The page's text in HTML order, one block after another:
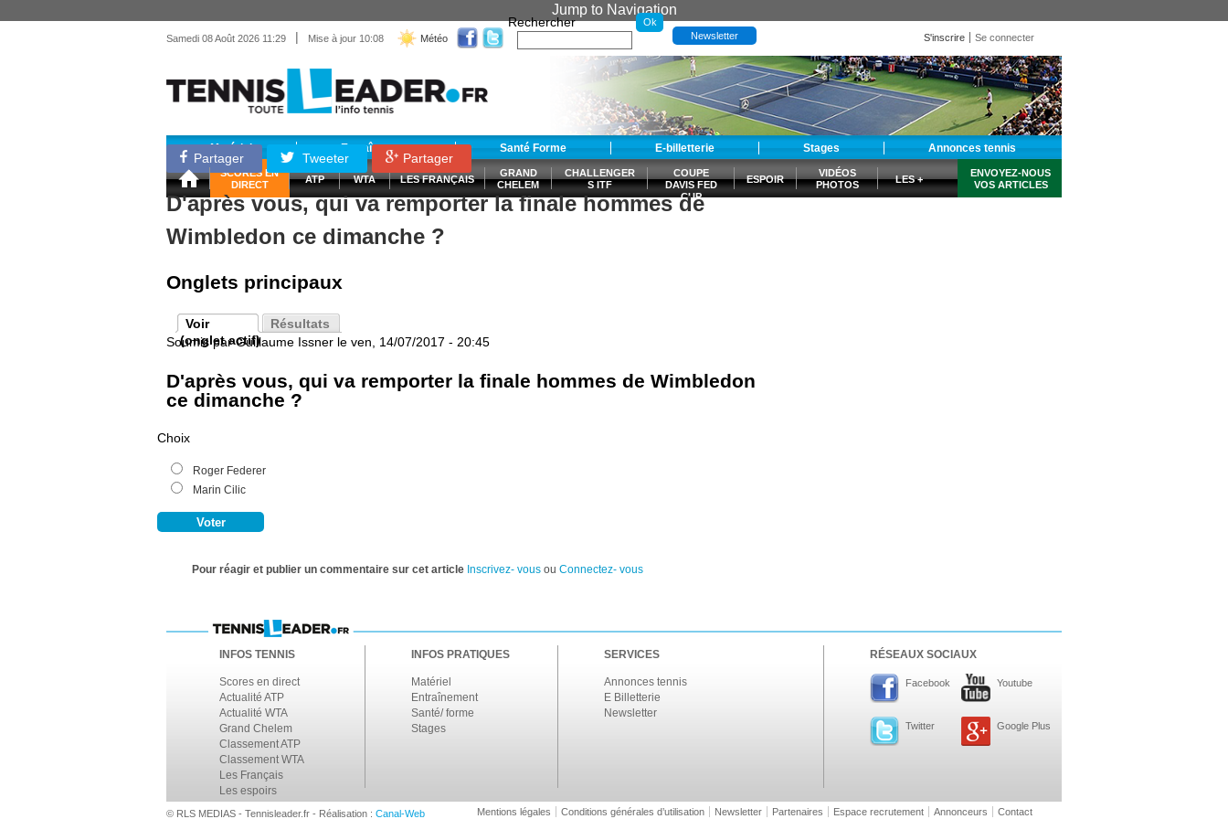
Jump to Navigation
Samedi 08 Août 2026 11:29 | Mise à jour 10:08 Météo
Rechercher
Newsletter S'inscrire Se connecter
Matériel Entraînement Santé Forme E-billetterie Stages Annonces tennis
SCORES EN
DIRECT
ATP WTA LES FRANÇAIS
GRAND
CHELEM
CHALLENGER
S ITF
COUPE
DAVIS FED
CUP
ESPOIR
VIDÉOS
PHOTOS
LES +
ENVOYEZ-NOUS
VOS ARTICLES
Partager Tweeter Partager
D'après vous, qui va remporter la finale hommes de
Wimbledon ce dimanche ?
Onglets principaux
Voir
(onglet actif)
Résultats
Soumis parGuillaume Issner le ven, 14/07/2017 - 20:45
D'après vous, qui va remporter la finale hommes de Wimbledon
ce dimanche ?
Choix
Roger Federer
Marin Cilic
Pour réagir et publier un commentaire sur cet article Inscrivez- vous ou Connectez- vous
INFOS TENNIS
Scores en direct
Actualité ATP
Actualité WTA
Grand Chelem
Classement ATP
Classement WTA
Les Français
Les espoirs
INFOS PRATIQUES
Matériel
Entraînement
Santé/ forme
Stages
SERVICES
Annonces tennis
E Billetterie
Newsletter
RÉSEAUX SOCIAUX
Facebook Youtube
Twitter Google Plus
© RLS MEDIAS - Tennisleader.fr - Réalisation : Canal-Web Mentions légales Conditions générales d’utilisation Newsletter Partenaires Espace recrutement Annonceurs Contact